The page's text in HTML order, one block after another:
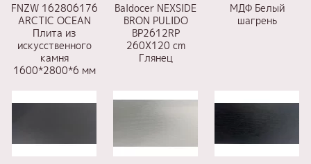
FNZW 162806176
ARCTIC OCEAN
Плита из
искусственного
камня
1600*2800*6 мм
Baldocer NEXSIDE
BRON PULIDO
BP2612RP
260X120 cm
Глянец
МДФ Белый
шагрень